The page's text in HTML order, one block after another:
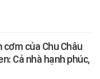
của Chu Châu
Cả nhà hạnh phúc,